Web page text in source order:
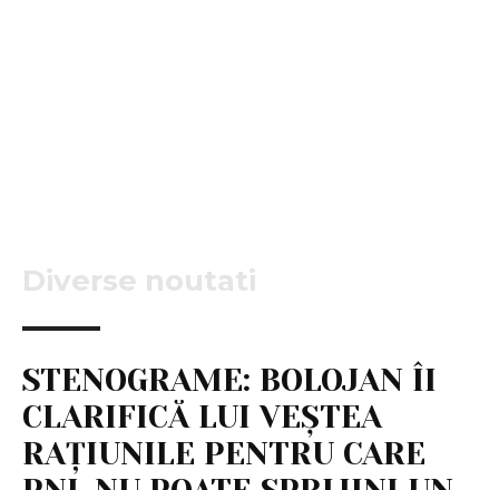
Diverse noutati
STENOGRAME: BOLOJAN ÎI
CLARIFICĂ LUI VEȘTEA
RAȚIUNILE PENTRU CARE